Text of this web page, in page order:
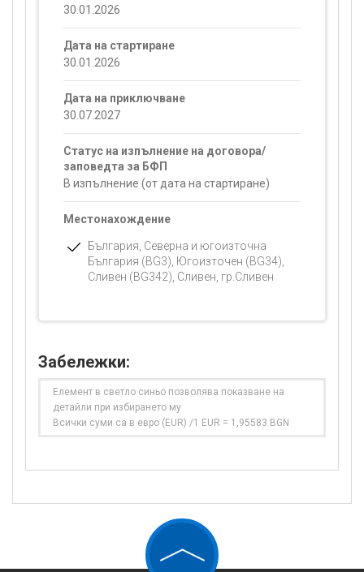
30.01.2026
Дата на стартиране
30.01.2026
Дата на приключване
30.07.2027
Статус на изпълнение на договора/
заповедта за БФП
В изпълнение (от дата на стартиране)
Местонахождение
България, Северна и югоизточна
България (BG3), Югоизточен (BG34),
Сливен (BG342), Сливен, гр.Сливен
Забележки:
Елемент в светло синьо позволява показване на
детайли при избирането му
Всички суми са в евро (EUR) /1 EUR = 1,95583 BGN